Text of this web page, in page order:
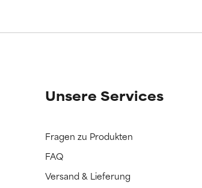
Unsere Services
Fragen zu Produkten
FAQ
Versand & Lieferung